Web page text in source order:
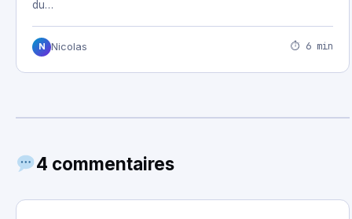
du…
N Nicolas ⏱ 6 min
4 commentaires